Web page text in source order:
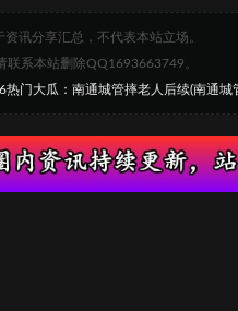
讯分享汇总，不代表本站立场。
联系本站删除QQ1693663749。
热门大瓜：南通城管摔老人后续(南通城